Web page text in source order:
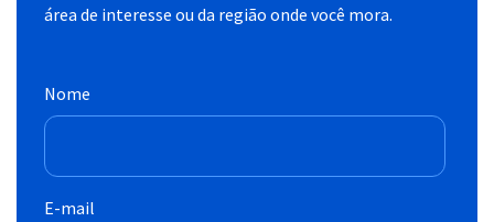
área de interesse ou da região onde você mora.
Nome
E-mail